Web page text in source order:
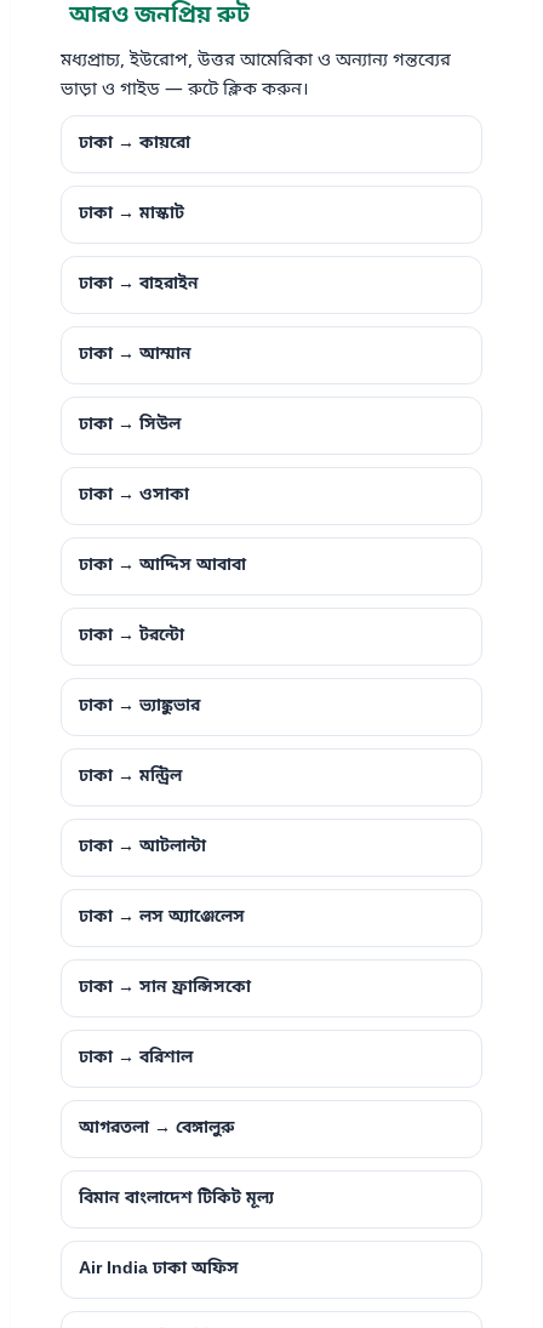
আরও জনপ্রিয় রুট
মধ্যপ্রাচ্য, ইউরোপ, উত্তর আমেরিকা ও অন্যান্য গন্তব্যের
ভাড়া ও গাইড — রুটে ক্লিক করুন।
ঢাকা → কায়রো
ঢাকা → মাস্কাট
ঢাকা → বাহরাইন
ঢাকা → আম্মান
ঢাকা → সিউল
ঢাকা → ওসাকা
ঢাকা → আদ্দিস আবাবা
ঢাকা → টরন্টো
ঢাকা → ভ্যাঙ্কুভার
ঢাকা → মন্ট্রিল
ঢাকা → আটলান্টা
ঢাকা → লস অ্যাঞ্জেলেস
ঢাকা → সান ফ্রান্সিসকো
ঢাকা → বরিশাল
আগরতলা → বেঙ্গালুরু
বিমান বাংলাদেশ টিকিট মূল্য
Air India ঢাকা অফিস